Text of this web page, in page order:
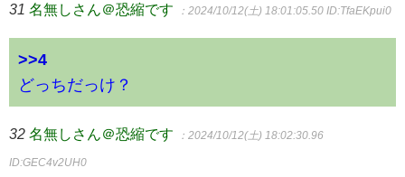
31 名無しさん＠恐縮です ：2024/10/12(土) 18:01:05.50 ID:TfaEKpui0
>>4
どっちだっけ？
32 名無しさん＠恐縮です ：2024/10/12(土) 18:02:30.96
ID:GEC4v2UH0